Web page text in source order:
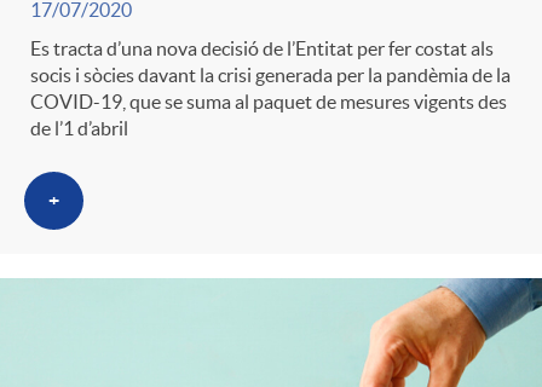
17/07/2020
Es tracta d’una nova decisió de l’Entitat per fer costat als
socis i sòcies davant la crisi generada per la pandèmia de la
COVID-19, que se suma al paquet de mesures vigents des
de l’1 d’abril
+